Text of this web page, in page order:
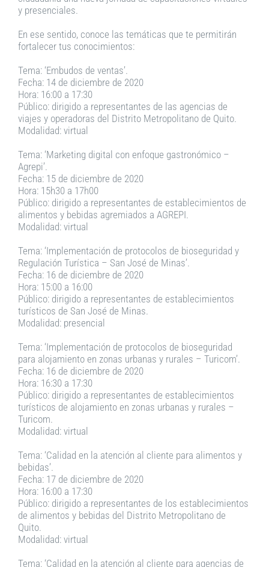
y presenciales.
En ese sentido, conoce las temáticas que te permitirán
fortalecer tus conocimientos:
Tema: ‘Embudos de ventas’.
Fecha: 14 de diciembre de 2020
Hora: 16:00 a 17:30
Público: dirigido a representantes de las agencias de
viajes y operadoras del Distrito Metropolitano de Quito.
Modalidad: virtual
Tema: ‘Marketing digital con enfoque gastronómico –
Agrepi’.
Fecha: 15 de diciembre de 2020
Hora: 15h30 a 17h00
Público: dirigido a representantes de establecimientos de
alimentos y bebidas agremiados a AGREPI.
Modalidad: virtual
Tema: ‘Implementación de protocolos de bioseguridad y
Regulación Turística – San José de Minas’.
Fecha: 16 de diciembre de 2020
Hora: 15:00 a 16:00
Público: dirigido a representantes de establecimientos
turísticos de San José de Minas.
Modalidad: presencial
Tema: ‘Implementación de protocolos de bioseguridad
para alojamiento en zonas urbanas y rurales – Turicom’.
Fecha: 16 de diciembre de 2020
Hora: 16:30 a 17:30
Público: dirigido a representantes de establecimientos
turísticos de alojamiento en zonas urbanas y rurales –
Turicom.
Modalidad: virtual
Tema: ‘Calidad en la atención al cliente para alimentos y
bebidas’.
Fecha: 17 de diciembre de 2020
Hora: 16:00 a 17:30
Público: dirigido a representantes de los establecimientos
de alimentos y bebidas del Distrito Metropolitano de
Quito.
Modalidad: virtual
Tema: ‘Calidad en la atención al cliente para agencias de